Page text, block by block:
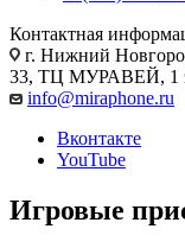
Контактная
г. Нижний
33, ТЦ МУРАВЕЙ, 1
info@miraphone.ru
Вконтакте
YouTube
Игровые